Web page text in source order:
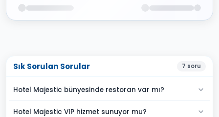
Sık Sorulan Sorular 7 soru
Hotel Majestic bünyesinde restoran var mı?
Hotel Majestic VIP hizmet sunuyor mu?